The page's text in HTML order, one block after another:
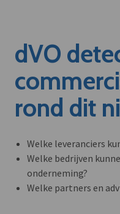
dVO
rond dit
Welke leveranciers
Welke bedrijven
onderneming?
Welke partners en